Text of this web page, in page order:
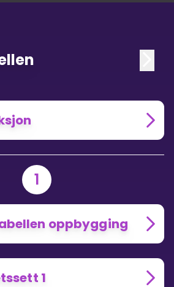
1
oppbygging
1